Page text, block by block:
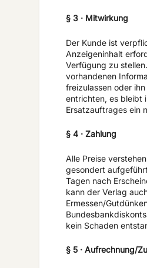
§ 3 · Mitwirkung
Der Kunde ist
Anzeigeninhalt
Verfügung zu
vorhandenen
freizulassen oder
entrichten, es bleibt
Ersatzauftrages ein
§ 4 · Zahlung
Alle Preise
gesondert
Tagen nach
kann der Verlag
Ermessen/
kein Schaden
§ 5 · Aufrechnung/